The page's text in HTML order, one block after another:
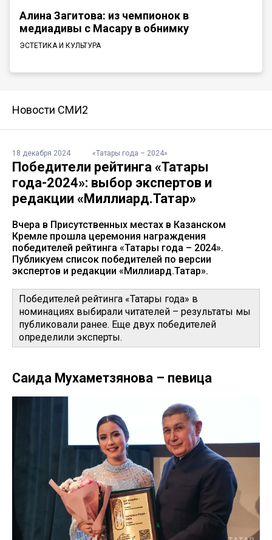
Алина Загитова: из чемпионок в
медиадивы с Масару в обнимку
ЭСТЕТИКА И КУЛЬТУРА
Новости СМИ2
18 декабря 2024 «Татары года – 2024»
Победители рейтинга «Татары
года-2024»: выбор экспертов и
редакции «Миллиард.Татар»
Вчера в Присутственных местах в Казанском
Кремле прошла церемония награждения
победителей рейтинга «Татары года – 2024».
Публикуем список победителей по версии
экспертов и редакции «Миллиард.Татар».
Победителей рейтинга «Татары года» в
номинациях выбирали читателей – результаты мы
публиковали ранее. Еще двух победителей
определили эксперты.
Саида Мухаметзянова – певица